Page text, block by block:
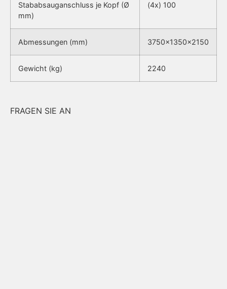
Stababsauganschluss je Kopf (Ø
mm)
(4x) 100
Abmessungen (mm) 3750x1350x2150
Gewicht (kg) 2240
FRAGEN SIE AN